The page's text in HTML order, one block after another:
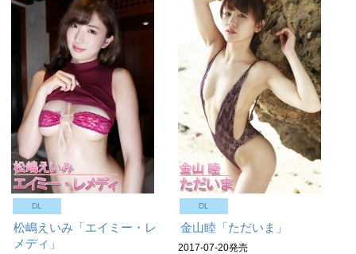
DL
松嶋えいみ「エイミー・レ
メディ」
DL
金山睦「ただいま」
2017-07-20発売